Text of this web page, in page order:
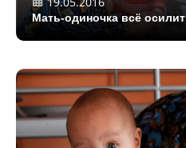
Мать-одиночка всё осилит